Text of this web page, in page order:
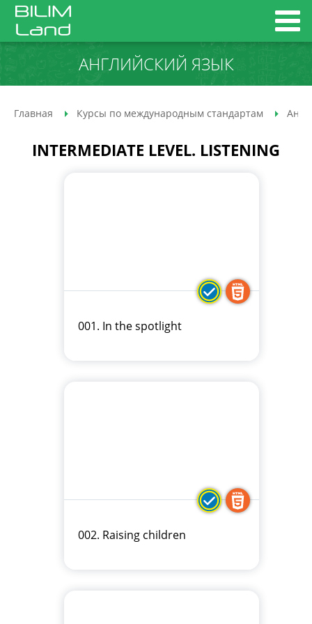
АНГЛИЙСКИЙ ЯЗЫК
Главная Курсы по международным стандартам
INTERMEDIATE LEVEL. LISTENING
001. In the spotlight
002. Raising children